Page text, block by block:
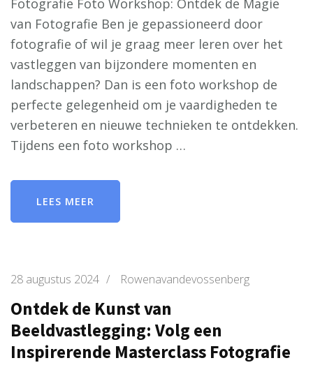
Fotografie Foto Workshop: Ontdek de Magie
van Fotografie Ben je gepassioneerd door
fotografie of wil je graag meer leren over het
vastleggen van bijzondere momenten en
landschappen? Dan is een foto workshop de
perfecte gelegenheid om je vaardigheden te
verbeteren en nieuwe technieken te ontdekken.
Tijdens een foto workshop …
LEES MEER
28 augustus 2024 / Rowenavandevossenberg
Ontdek de Kunst van
Beeldvastlegging: Volg een
Inspirerende Masterclass Fotografie